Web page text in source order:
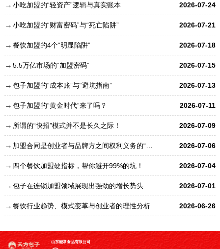
小吃加盟的“轻资产”逻辑与真实账本 2026-07-24
小吃加盟的“财富密码”与“死亡陷阱” 2026-07-21
餐饮加盟的4个“明显陷阱” 2026-07-18
5.5万亿市场的“加盟密码” 2026-07-15
包子加盟的“成本账”与“避坑指南” 2026-07-13
包子加盟的“黄金时代”来了吗？ 2026-07-11
所谓的“快招”模式并不是长久之际！ 2026-07-09
2026-07-06
四个餐饮加盟硬指标，帮你避开99%的坑！ 2026-07-04
包子在连锁加盟领域展现出强劲的增长势头 2026-07-01
餐饮行业趋势、模式变革与创业者的理性分析 2026-06-26
山东能常食品有限公司